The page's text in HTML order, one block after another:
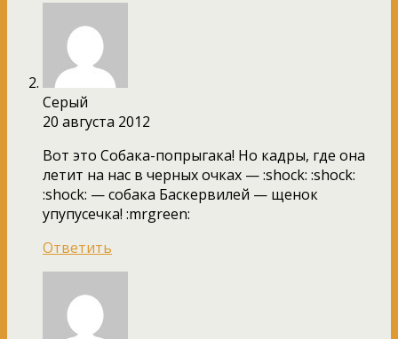
Серый
20 августа 2012
Вот это Собака-попрыгака! Но кадры, где она
летит на нас в черных очках — :shock: :shock:
:shock: — собака Баскервилей — щенок
упупусечка! :mrgreen:
Ответить